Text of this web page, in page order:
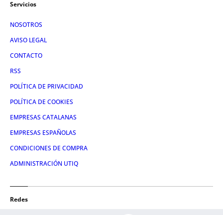
Servicios
NOSOTROS
AVISO LEGAL
CONTACTO
RSS
POLÍTICA DE PRIVACIDAD
POLÍTICA DE COOKIES
EMPRESAS CATALANAS
EMPRESAS ESPAÑOLAS
CONDICIONES DE COMPRA
ADMINISTRACIÓN UTIQ
Redes